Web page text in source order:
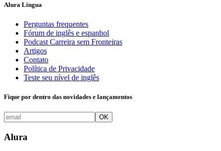
Alura Língua
Perguntas frequentes
Fórum de inglês e espanhol
Podcast Carreira sem Fronteiras
Artigos
Contato
Política de Privacidade
Teste seu nível de inglês
Fique por dentro das novidades e lançamentos
OK
Alura